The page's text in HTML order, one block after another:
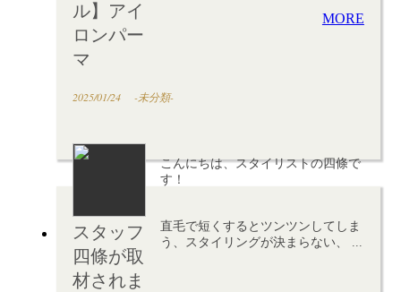
MORE
ル】アイ
ロンパー
マ
2025/01/24 -未分類-
こんにちは、スタイリストの四條で
す！
直毛で短くするとツンツンしてしま
う、スタイリングが決まらない、 ...
スタッフ
四條が取
材されま